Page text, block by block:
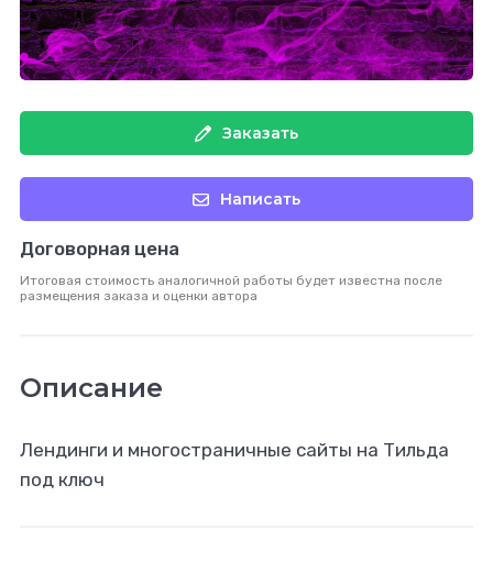
Заказать
Написать
Договорная цена
Итоговая стоимость аналогичной работы будет известна после
размещения заказа и оценки автора
Описание
Лендинги и многостраничные сайты на Тильда
под ключ